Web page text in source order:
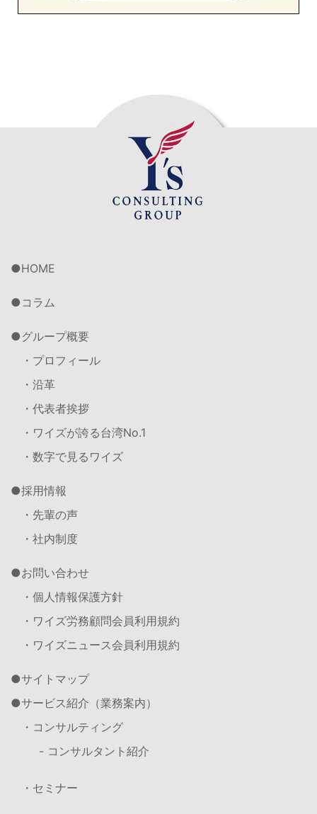
HOME
コラム
グループ概要
・プロフィール
・沿革
・代表者挨拶
・ワイズが誇る台湾No.1
・数字で見るワイズ
採用情報
・先輩の声
・社内制度
お問い合わせ
・個人情報保護方針
・ワイズ労務顧問会員利用規約
・ワイズニュース会員利用規約
サイトマップ
サービス紹介（業務案内）
・コンサルティング
- コンサルタント紹介
・セミナー